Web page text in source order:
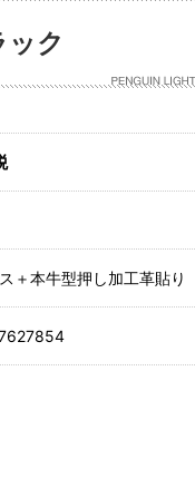
ク
＋本牛型押し加工革貼り